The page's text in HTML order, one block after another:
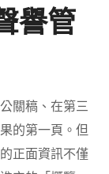
譽管
關稿、在第三
的第一頁。但
正面資訊不僅